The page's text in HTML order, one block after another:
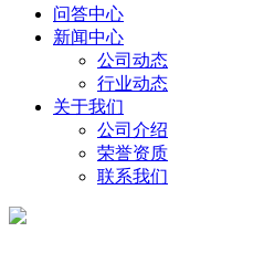
问答中心
新闻中心
公司动态
行业动态
关于我们
公司介绍
荣誉资质
联系我们